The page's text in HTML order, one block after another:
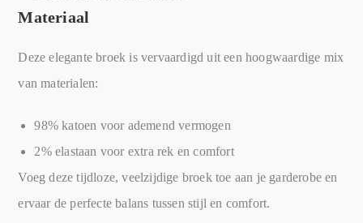
Materiaal
Deze elegante broek is vervaardigd uit een hoogwaardige mix
van materialen:
98% katoen voor ademend vermogen
2% elastaan voor extra rek en comfort
Voeg deze tijdloze, veelzijdige broek toe aan je garderobe en
ervaar de perfecte balans tussen stijl en comfort.